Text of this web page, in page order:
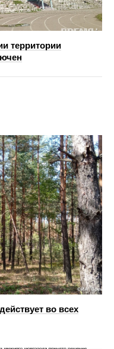
территории
во всех